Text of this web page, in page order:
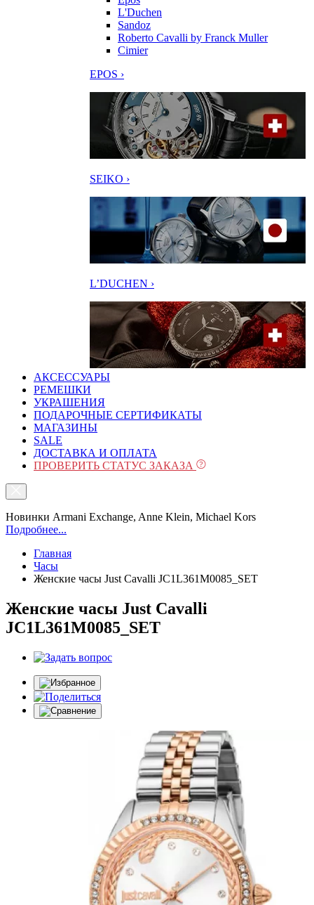
L'Duchen
Sandoz
Roberto Cavalli by Franck Muller
Cimier
EPOS ›
SEIKO ›
L’DUCHEN ›
АКСЕССУАРЫ
РЕМЕШКИ
УКРАШЕНИЯ
ПОДАРОЧНЫЕ СЕРТИФИКАТЫ
МАГАЗИНЫ
SALE
ДОСТАВКА И ОПЛАТА
ПРОВЕРИТЬ СТАТУС ЗАКАЗА
Новинки Armani Exchange, Anne Klein, Michael Kors
Подробнее...
Главная
Часы
Женские часы Just Cavalli JC1L361M0085_SET
Женские часы Just Cavalli
JC1L361M0085_SET